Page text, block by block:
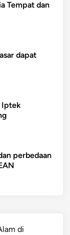
Tempat dan
dapat
Iptek
perbedaan
di